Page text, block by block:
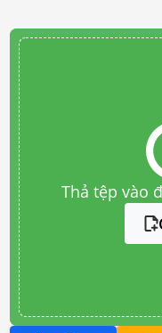
Thả tệp vào